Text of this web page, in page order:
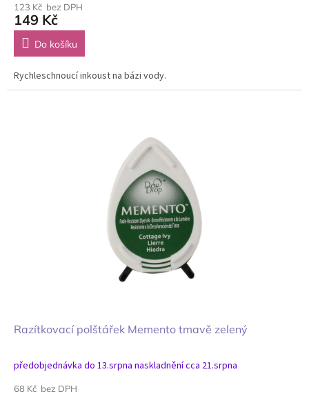
123 Kč bez DPH
149 Kč
Do košíku
Rychleschnoucí inkoust na bázi vody.
Razítkovací polštářek Memento tmavě zelený
předobjednávka do 13.srpna naskladnění cca 21.srpna
68 Kč bez DPH